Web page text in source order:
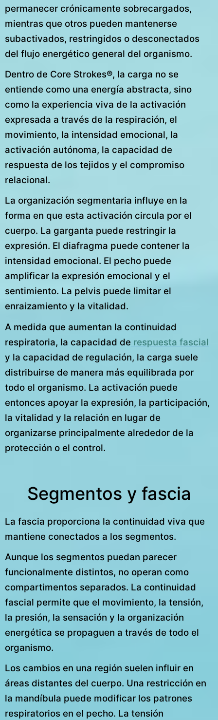
permanecer crónicamente sobrecargados,
mientras que otros pueden mantenerse
subactivados, restringidos o desconectados
del flujo energético general del organismo.
Dentro de Core Strokes®, la carga no se
entiende como una energía abstracta, sino
como la experiencia viva de la activación
expresada a través de la respiración, el
movimiento, la intensidad emocional, la
activación autónoma, la capacidad de
respuesta de los tejidos y el compromiso
relacional.
La organización segmentaria influye en la
forma en que esta activación circula por el
cuerpo. La garganta puede restringir la
expresión. El diafragma puede contener la
intensidad emocional. El pecho puede
amplificar la expresión emocional y el
sentimiento. La pelvis puede limitar el
enraizamiento y la vitalidad.
A medida que aumentan la continuidad
respiratoria, la capacidad de respuesta fascial
y la capacidad de regulación, la carga suele
distribuirse de manera más equilibrada por
todo el organismo. La activación puede
entonces apoyar la expresión, la participación,
la vitalidad y la relación en lugar de
organizarse principalmente alrededor de la
protección o el control.
Segmentos y fascia
La fascia proporciona la continuidad viva que
mantiene conectados a los segmentos.
Aunque los segmentos puedan parecer
funcionalmente distintos, no operan como
compartimentos separados. La continuidad
fascial permite que el movimiento, la tensión,
la presión, la sensación y la organización
energética se propaguen a través de todo el
organismo.
Los cambios en una región suelen influir en
áreas distantes del cuerpo. Una restricción en
la mandíbula puede modificar los patrones
respiratorios en el pecho. La tensión